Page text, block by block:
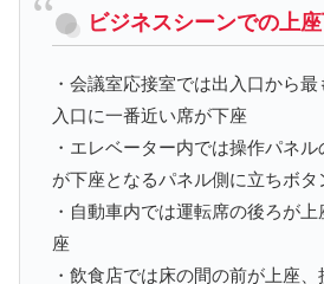
ビジネスシーンでの上
・会議室応接室では出入口から
入口に一番近い席が下座
・エレベーター内では操作パネ
が下座となるパネル側に立ちボタ
・自動車内では運転席の後ろが
座
・飲食店では床の間の前が上座